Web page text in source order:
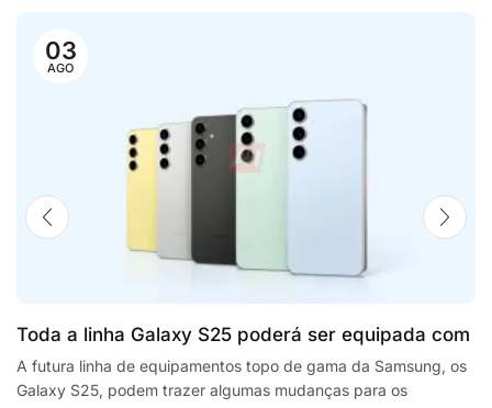
03
AGO
Toda a linha Galaxy S25 poderá ser equipada com
processadores SnapdragonSegway Ninebot E2,
F2 Plus, and MaxG2 e-scooters review
A futura linha de equipamentos topo de gama da Samsung, os
Galaxy S25, podem trazer algumas mudanças para os